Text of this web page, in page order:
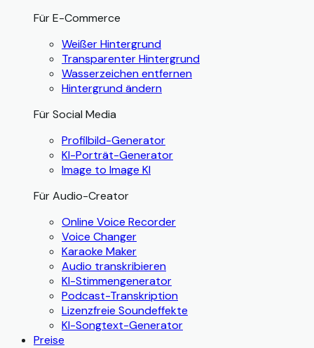
Für E-Commerce
Weißer Hintergrund
Transparenter Hintergrund
Wasserzeichen entfernen
Hintergrund ändern
Für Social Media
Profilbild-Generator
KI-Porträt-Generator
Image to Image KI
Für Audio-Creator
Online Voice Recorder
Voice Changer
Karaoke Maker
Audio transkribieren
KI-Stimmengenerator
Podcast-Transkription
Lizenzfreie Soundeffekte
KI-Songtext-Generator
Preise